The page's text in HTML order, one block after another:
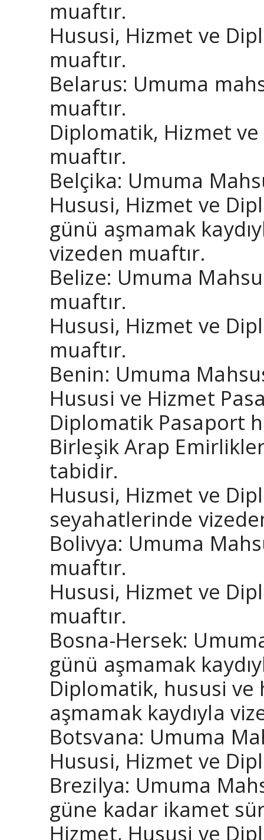
muaftır.
Hususi, Hizmet ve
muaftır.
Belarus: Umuma
muaftır.
Diplomatik, Hizmet
muaftır.
Belçika: Umuma
Hususi, Hizmet ve
günü aşmamak
vizeden muaftır.
Belize: Umuma
muaftır.
Hususi, Hizmet ve
muaftır.
Benin: Umuma
Hususi ve Hizmet
Diplomatik Pasaport
Birleşik Arap
tabidir.
Hususi, Hizmet ve
seyahatlerinde
Bolivya: Umuma
muaftır.
Hususi, Hizmet ve
muaftır.
Bosna-Hersek:
günü aşmamak
Diplomatik, hususi
aşmamak kaydıyla
Botsvana: Umuma
Hususi, Hizmet ve
Brezilya: Umuma
güne kadar ikamet
Hizmet, Hususi ve